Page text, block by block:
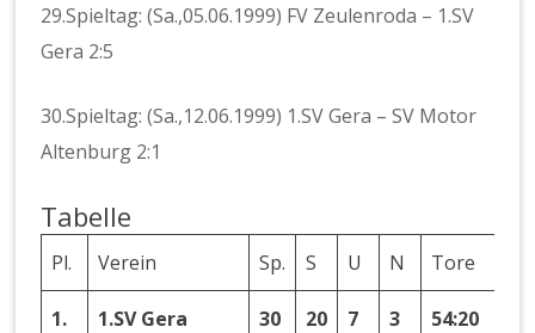
29.Spieltag: (Sa.,05.06.1999) FV Zeulenroda – 1.SV
Gera 2:5
30.Spieltag: (Sa.,12.06.1999) 1.SV Gera – SV Motor
Altenburg 2:1
Tabelle
Pl. Verein Sp. S U N Tore
1. 1.SV Gera 30 20 7 3 54:20